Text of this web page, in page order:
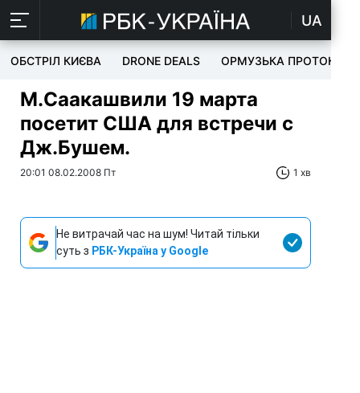
UA
ОБСТРІЛ КИЄВА DRONE DEALS ОРМУЗЬКА ПРОТОКА
М.Саакашвили 19 марта
посетит США для встречи с
Дж.Бушем.
20:01 08.02.2008 Пт 1 хв
Не витрачай час на шум! Читай тільки
суть з РБК-Україна у Google